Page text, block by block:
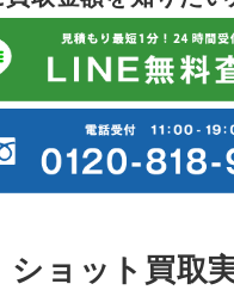
ショット買取